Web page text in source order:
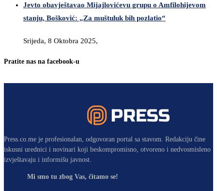
Jevto obavještavao Mijajlovićevu grupu o Amfilohijevom
stanju, Bošković: „Za muštuluk bih pozlatio“
Srijeda, 8 Oktobra 2025,
Pratite nas na facebook-u
Press.co.me je profesionalan, odgovoran portal sa stavom. Redakciju čine
iskusni urednici i novinari koji beskompromisno, otvoreno i nedvosmisleno
izvještavaju i informišu javnost.
Mi smo tu zbog Vas, čitamo se!